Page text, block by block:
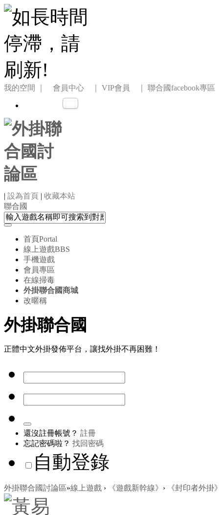
我的空間 ｜ 會員中心 ｜ VIP會員 ｜ 聯合國facebook專區
| 設為首頁 | 收藏本站
聯合國
首頁Portal
線上遊戲BBS
手機遊戲
會員專區
在線掃毒
外掛聯合國商城
改暱稱
外掛聯合國
正體中文外掛發佈平台，讓找外掛不再困難！
還沒註冊帳號？ 註冊
忘記密碼啦？ 找回密碼
自動登錄
外掛聯合國討論區»線上遊戲 › 《遊戲新幹線》 › 《封印者外掛